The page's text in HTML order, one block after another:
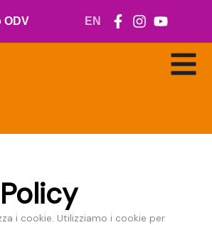
ODV EN
i cookie. Utilizziamo i cookie per